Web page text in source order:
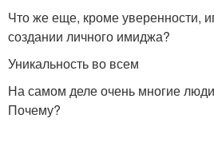
Что же еще, кроме уверенности,
создании личного имиджа?
Уникальность во всем
На самом деле очень многие люди
Почему?